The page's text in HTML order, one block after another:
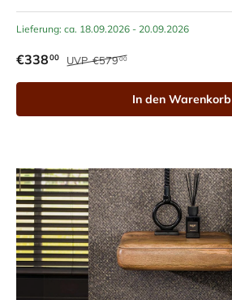
Lieferung: ca. 18.09.2026 - 20.09.2026
€33800 UVP€57900
In den Warenkorb